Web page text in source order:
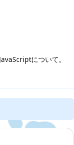
について。